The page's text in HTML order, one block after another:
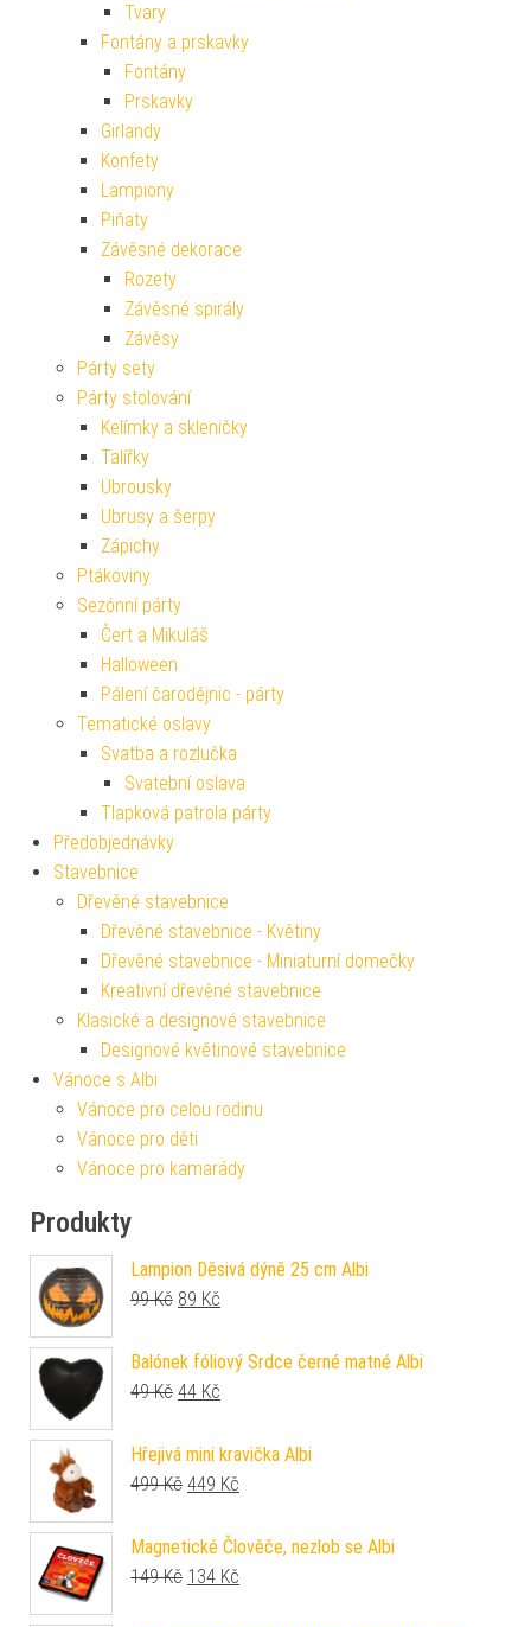
Tvary
Fontány a prskavky
Fontány
Prskavky
Girlandy
Konfety
Lampiony
Piňaty
Závěsné dekorace
Rozety
Závěsné spirály
Závěsy
Párty sety
Párty stolování
Kelímky a skleničky
Talířky
Ubrousky
Ubrusy a šerpy
Zápichy
Ptákoviny
Sezónní párty
Čert a Mikuláš
Halloween
Pálení čarodějnic - párty
Tematické oslavy
Svatba a rozlučka
Svatební oslava
Tlapková patrola párty
Předobjednávky
Stavebnice
Dřevěné stavebnice
Dřevěné stavebnice - Květiny
Dřevěné stavebnice - Miniaturní domečky
Kreativní dřevěné stavebnice
Klasické a designové stavebnice
Designové květinové stavebnice
Vánoce s Albi
Vánoce pro celou rodinu
Vánoce pro děti
Vánoce pro kamarády
Produkty
Lampion Děsivá dýně 25 cm Albi
99Kč Původní cena byla: 99 Kč.
89 Kč
Balónek fóliový Srdce černé matné Albi
49Kč Původní cena byla: 49 Kč.
44 Kč
Hřejivá mini kravička Albi
499Kč Původní cena byla: 499 Kč.
449 Kč
Magnetické Člověče, nezlob se Albi
149Kč Původní cena byla: 149 Kč.
134 Kč